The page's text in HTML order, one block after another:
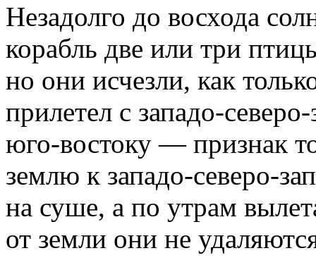
Незадолго до восхода
корабль две или три
но они исчезли, как
прилетел с западо-
юго-востоку — признак
землю к западо-северо-
на суше, а по утрам
от земли они не